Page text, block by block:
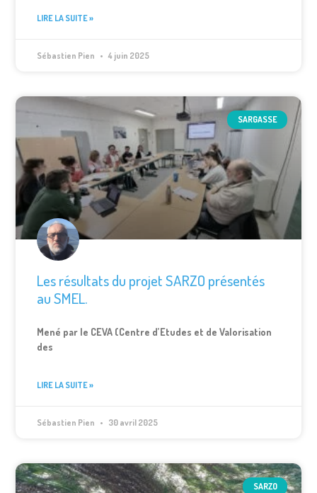
LIRE LA SUITE »
Sébastien Pien 4 juin 2025
SARGASSE
Les résultats du projet SARZO présentés
au SMEL.
Mené par le CEVA (Centre d’Etudes et de Valorisation
des
LIRE LA SUITE »
Sébastien Pien 30 avril 2025
SARZO